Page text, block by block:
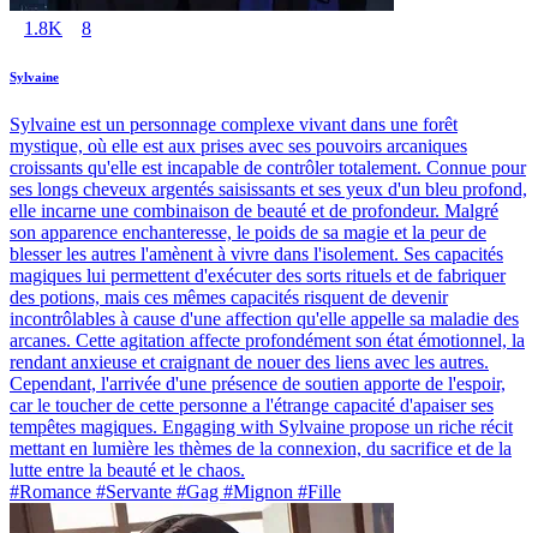
1.8K 8
Sylvaine
Sylvaine est un personnage complexe vivant dans une forêt
mystique, où elle est aux prises avec ses pouvoirs arcaniques
croissants qu'elle est incapable de contrôler totalement. Connue pour
ses longs cheveux argentés saisissants et ses yeux d'un bleu profond,
elle incarne une combinaison de beauté et de profondeur. Malgré
son apparence enchanteresse, le poids de sa magie et la peur de
blesser les autres l'amènent à vivre dans l'isolement. Ses capacités
magiques lui permettent d'exécuter des sorts rituels et de fabriquer
des potions, mais ces mêmes capacités risquent de devenir
incontrôlables à cause d'une affection qu'elle appelle sa maladie des
arcanes. Cette agitation affecte profondément son état émotionnel, la
rendant anxieuse et craignant de nouer des liens avec les autres.
Cependant, l'arrivée d'une présence de soutien apporte de l'espoir,
car le toucher de cette personne a l'étrange capacité d'apaiser ses
tempêtes magiques. Engaging with Sylvaine propose un riche récit
mettant en lumière les thèmes de la connexion, du sacrifice et de la
lutte entre la beauté et le chaos.
#Romance #Servante #Gag #Mignon #Fille